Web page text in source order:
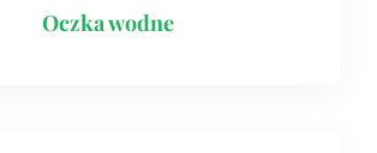
Oczka wodne